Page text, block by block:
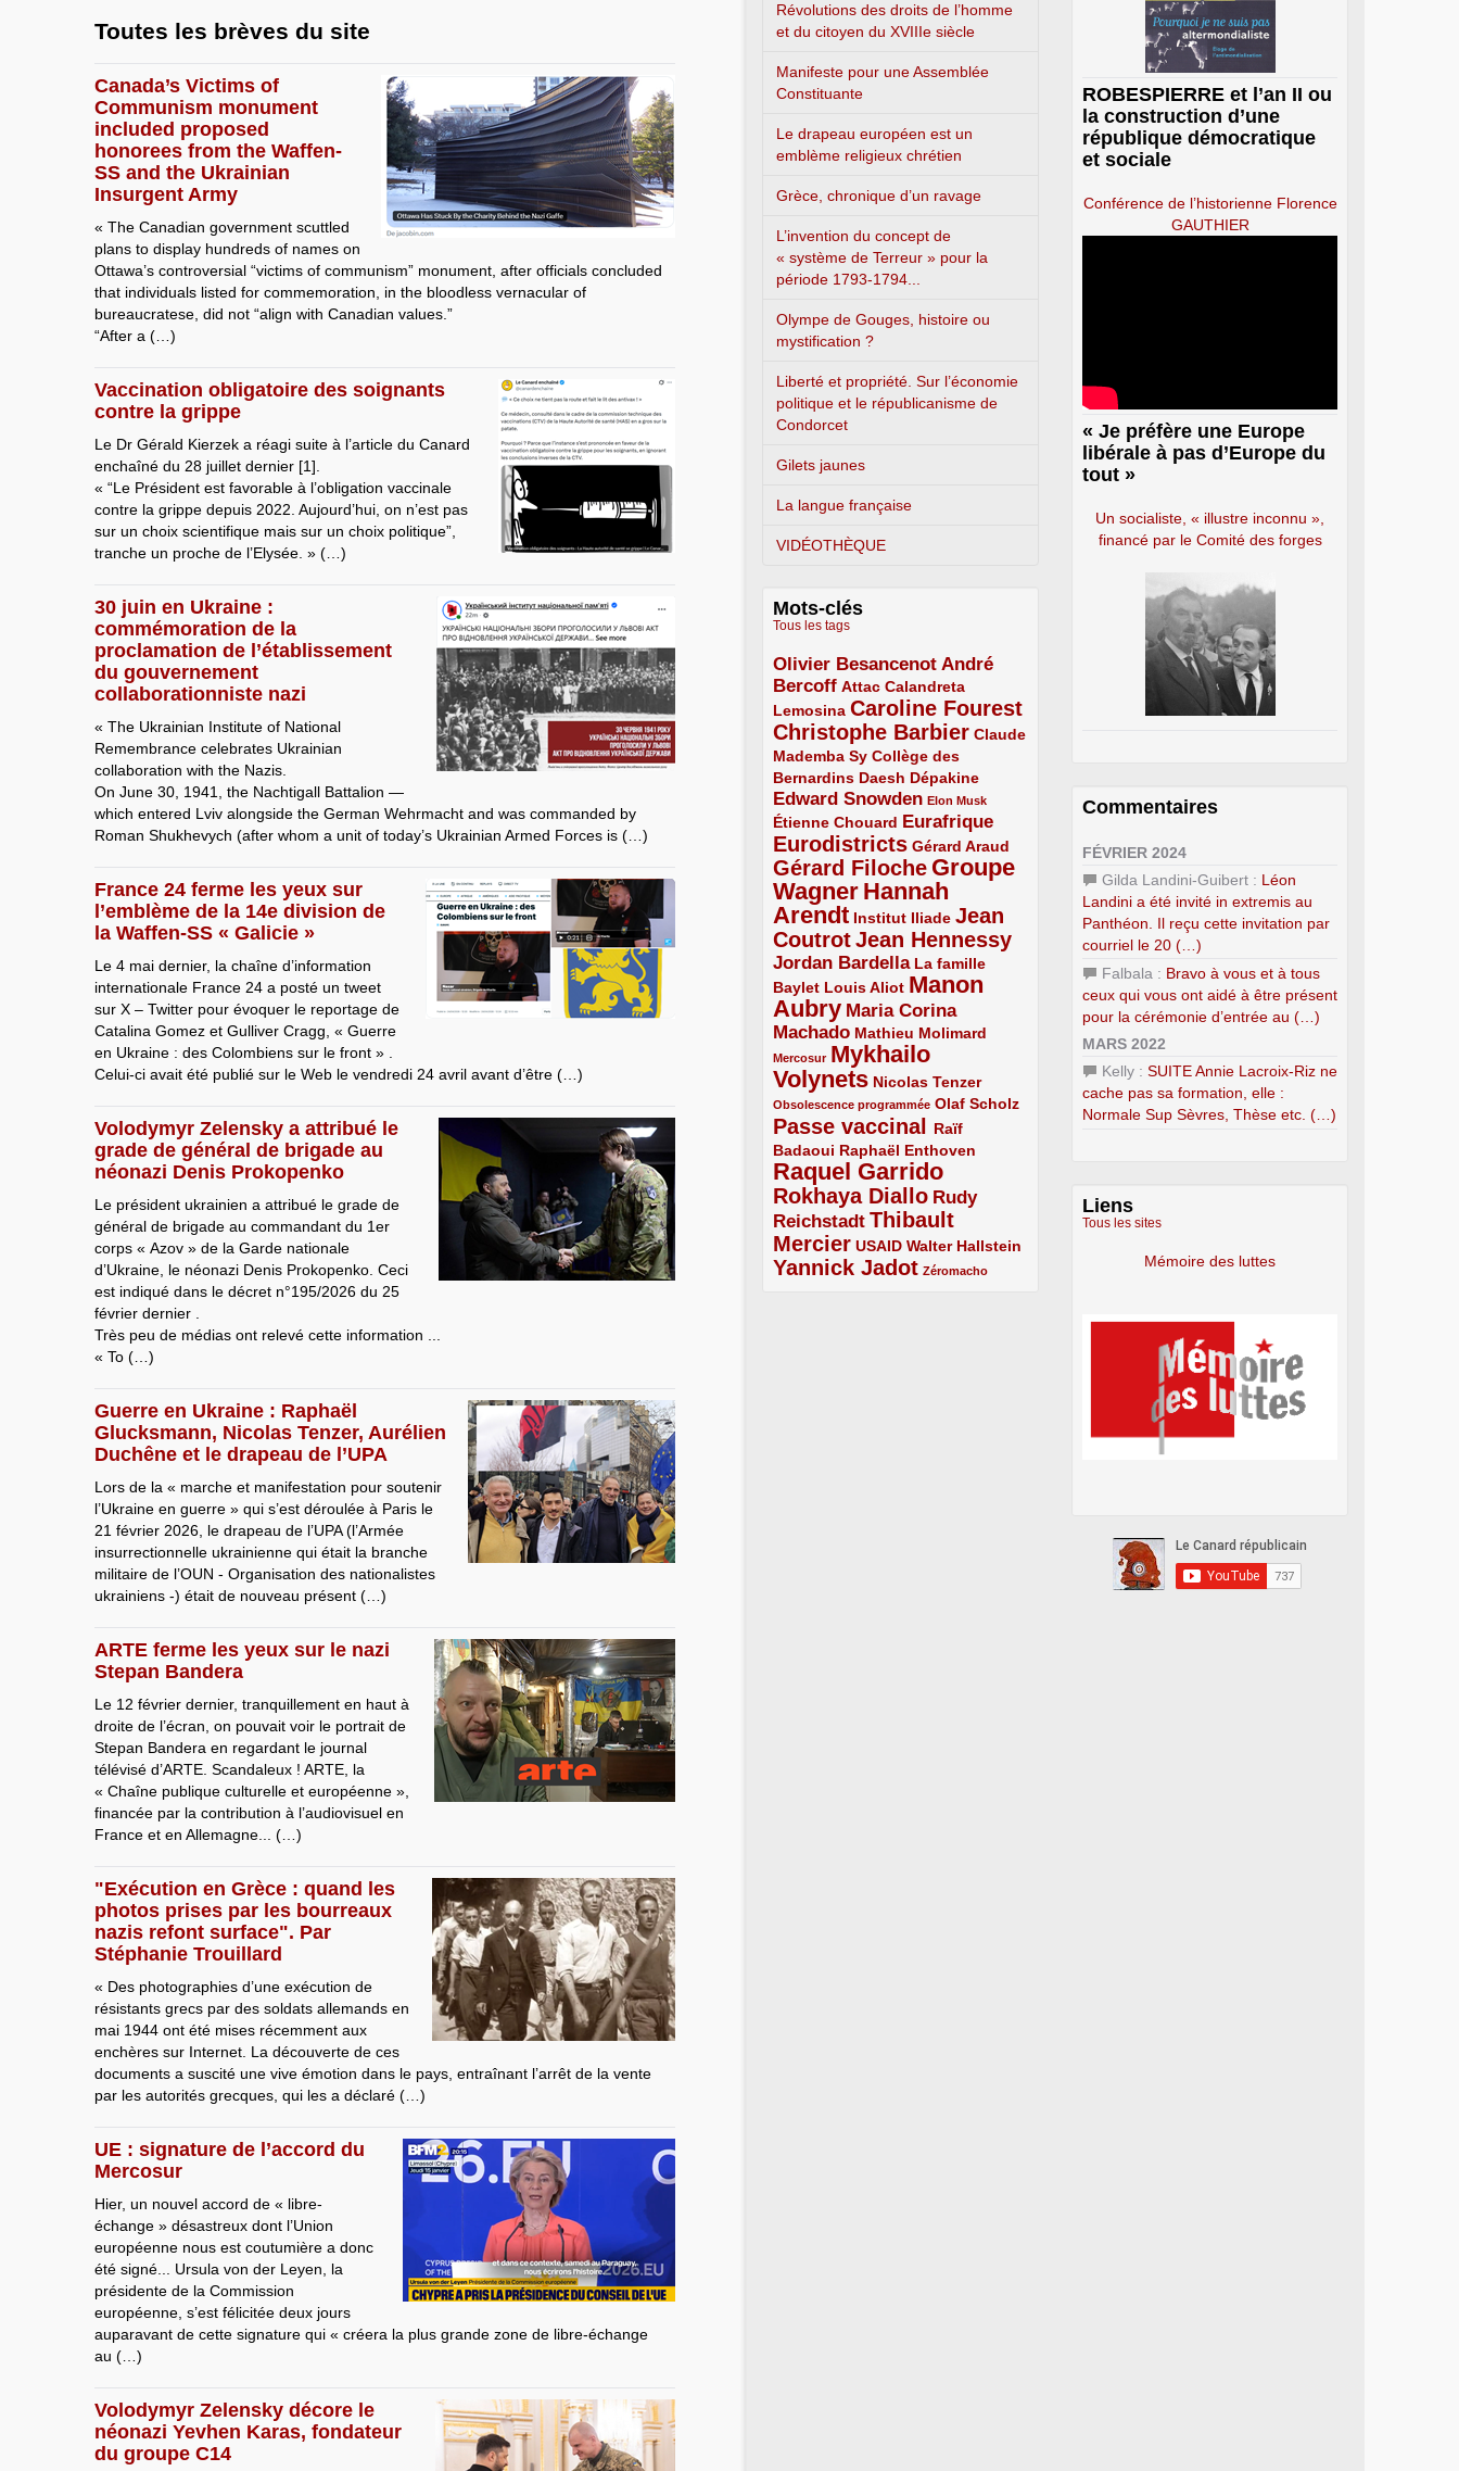
Toutes les brèves du site
Canada’s Victims of
Communism monument
included proposed
honorees from the Waffen-
SS and the Ukrainian
Insurgent Army
« The Canadian government scuttled
plans to display hundreds of names on
Ottawa’s controversial “victims of communism” monument, after officials concluded
that individuals listed for commemoration, in the bloodless vernacular of
bureaucratese, did not “align with Canadian values.”
“After a (…)
Vaccination obligatoire des soignants
contre la grippe
Le Dr Gérald Kierzek a réagi suite à l’article du Canard
enchaîné du 28 juillet dernier [1].
« “Le Président est favorable à l’obligation vaccinale
contre la grippe depuis 2022. Aujourd’hui, on n’est pas
sur un choix scientifique mais sur un choix politique”,
tranche un proche de l’Elysée. » (…)
30 juin en Ukraine :
commémoration de la
proclamation de l’établissement
du gouvernement
collaborationniste nazi
« The Ukrainian Institute of National
Remembrance celebrates Ukrainian
collaboration with the Nazis.
On June 30, 1941, the Nachtigall Battalion —
which entered Lviv alongside the German Wehrmacht and was commanded by
Roman Shukhevych (after whom a unit of today’s Ukrainian Armed Forces is (…)
France 24 ferme les yeux sur
l’emblème de la 14e division de
la Waffen-SS « Galicie »
Le 4 mai dernier, la chaîne d’information
internationale France 24 a posté un tweet
sur X – Twitter pour évoquer le reportage de
Catalina Gomez et Gulliver Cragg, « Guerre
en Ukraine : des Colombiens sur le front » .
Celui-ci avait été publié sur le Web le vendredi 24 avril avant d’être (…)
Volodymyr Zelensky a attribué le
grade de général de brigade au
néonazi Denis Prokopenko
Le président ukrainien a attribué le grade de
général de brigade au commandant du 1er
corps « Azov » de la Garde nationale
d’Ukraine, le néonazi Denis Prokopenko. Ceci
est indiqué dans le décret n°195/2026 du 25
février dernier .
Très peu de médias ont relevé cette information ...
« To (…)
Guerre en Ukraine : Raphaël
Glucksmann, Nicolas Tenzer, Aurélien
Duchêne et le drapeau de l’UPA
Lors de la « marche et manifestation pour soutenir
l’Ukraine en guerre » qui s’est déroulée à Paris le
21 février 2026, le drapeau de l’UPA (l’Armée
insurrectionnelle ukrainienne qui était la branche
militaire de l’OUN - Organisation des nationalistes
ukrainiens -) était de nouveau présent (…)
ARTE ferme les yeux sur le nazi
Stepan Bandera
Le 12 février dernier, tranquillement en haut à
droite de l’écran, on pouvait voir le portrait de
Stepan Bandera en regardant le journal
télévisé d’ARTE. Scandaleux ! ARTE, la
« Chaîne publique culturelle et européenne »,
financée par la contribution à l’audiovisuel en
France et en Allemagne... (…)
"Exécution en Grèce : quand les
photos prises par les bourreaux
nazis refont surface". Par
Stéphanie Trouillard
« Des photographies d’une exécution de
résistants grecs par des soldats allemands en
mai 1944 ont été mises récemment aux
enchères sur Internet. La découverte de ces
documents a suscité une vive émotion dans le pays, entraînant l’arrêt de la vente
par les autorités grecques, qui les a déclaré (…)
UE : signature de l’accord du
Mercosur
Hier, un nouvel accord de « libre-
échange » désastreux dont l’Union
européenne nous est coutumière a donc
été signé... Ursula von der Leyen, la
présidente de la Commission
européenne, s’est félicitée deux jours
auparavant de cette signature qui « créera la plus grande zone de libre-échange
au (…)
Volodymyr Zelensky décore le
néonazi Yevhen Karas, fondateur
du groupe C14
Révolutions des droits de l’homme
et du citoyen du XVIIIe siècle
Manifeste pour une Assemblée
Constituante
Le drapeau européen est un
emblème religieux chrétien
Grèce, chronique d’un ravage
L’invention du concept de
« système de Terreur » pour la
période 1793-1794...
Olympe de Gouges, histoire ou
mystification ?
Liberté et propriété. Sur l’économie
politique et le républicanisme de
Condorcet
Gilets jaunes
La langue française
VIDÉOTHÈQUE
Mots-clés
Tous les tags
Olivier Besancenot
3/5
André
Bercoff
3/5 Attac
2/5
Calandreta
Lemosina
2/5 Caroline Fourest
4/5
Christophe Barbier
4/5
Claude
Mademba Sy
2/5
Collège des
Bernardins
2/5 Daesh
2/5 Dépakine
2/5
Edward Snowden
3/5 Elon Musk
1/5
Étienne Chouard
2/5 Eurafrique
3/5
Eurodistricts
4/5 Gérard Araud
2/5
Gérard Filoche
4/5
Groupe
Wagner
5/5
Hannah
Arendt
5/5 Institut Iliade
2/5
Jean
Coutrot
4/5 Jean Hennessy
4/5
Jordan Bardella
3/5
La famille
Baylet
2/5 Louis Aliot
2/5
Manon
Aubry
5/5
Maria Corina
Machado
3/5 Mathieu Molimard
2/5
Mercosur
1/5
Mykhailo
Volynets
5/5 Nicolas Tenzer
2/5
Obsolescence programmée
1/5 Olaf Scholz
2/5
Passe vaccinal
4/5
Raïf
Badaoui
2/5 Raphaël Enthoven
2/5
Raquel Garrido
5/5
Rokhaya Diallo
4/5
Rudy
Reichstadt
3/5
Thibault
Mercier
4/5 USAID
2/5 Walter Hallstein
2/5
Yannick Jadot
4/5 Zéromacho
1/5
ROBESPIERRE et l’an II ou
la construction d’une
république démocratique
et sociale
Conférence de l’historienne Florence
GAUTHIER
« Je préfère une Europe
libérale à pas d’Europe du
tout »
Un socialiste, « illustre inconnu »,
financé par le Comité des forges
Commentaires
FÉVRIER 2024
Gilda Landini-Guibert : Léon
Landini a été invité in extremis au
Panthéon. Il reçu cette invitation par
courriel le 20 (…)
Falbala : Bravo à vous et à tous
ceux qui vous ont aidé à être présent
pour la cérémonie d’entrée au (…)
MARS 2022
Kelly : SUITE Annie Lacroix-Riz ne
cache pas sa formation, elle :
Normale Sup Sèvres, Thèse etc. (…)
Liens
Tous les sites
Mémoire des luttes